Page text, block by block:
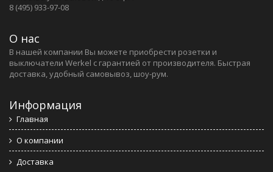
8 (495) 933-97-08
О нас
В нашей компании Вы можете приобрести розетки и
выключатели Werkel c гарантией от производителя. Быстрая
доставка, удобный самовывоз, шоу-рум.
Информация
Главная
О компании
Доставка